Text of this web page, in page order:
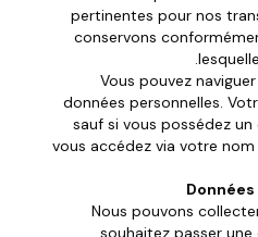
pertinentes pour nos
conservons
Vous pouvez
données personnelles.
sauf si vous possédez
vous accédez via votre
Nous pouvons
souhaitez passer